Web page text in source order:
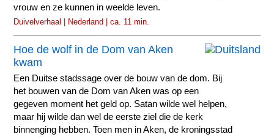
vrouw en ze kunnen in weelde leven.
Duivelverhaal | Nederland | ca. 11 min.
Hoe de wolf in de Dom van Aken
kwam
Een Duitse stadssage over de bouw van de dom. Bij
het bouwen van de Dom van Aken was op een
gegeven moment het geld op. Satan wilde wel helpen,
maar hij wilde dan wel de eerste ziel die de kerk
binnenging hebben. Toen men in Aken, de kroningsstad